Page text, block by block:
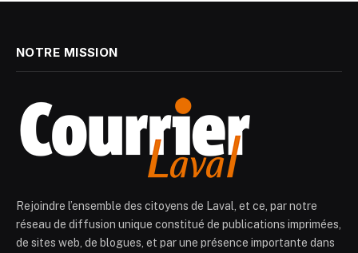
NOTRE MISSION
Rejoindre l’ensemble des citoyens de Laval, et ce, par notre
réseau de diffusion unique constitué de publications imprimées,
de sites web, de blogues, et par une présence importante dans